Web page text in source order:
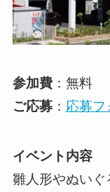
参加費：無料
ご応募： 応募フ
イベント内容
雛人形やぬい